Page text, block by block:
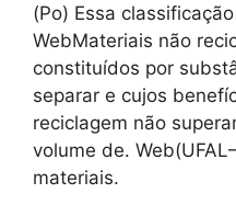
(Po) Essa
WebMateriais não
constituídos por
separar e cujos
reciclagem não
volume de.
materiais.